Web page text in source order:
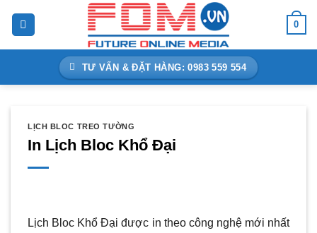
0
TƯ VẤN & ĐẶT HÀNG: 0983 559 554
LỊCH BLOC TREO TƯỜNG
In Lịch Bloc Khổ Đại
Lịch Bloc Khổ Đại được in theo công nghệ mới nhất